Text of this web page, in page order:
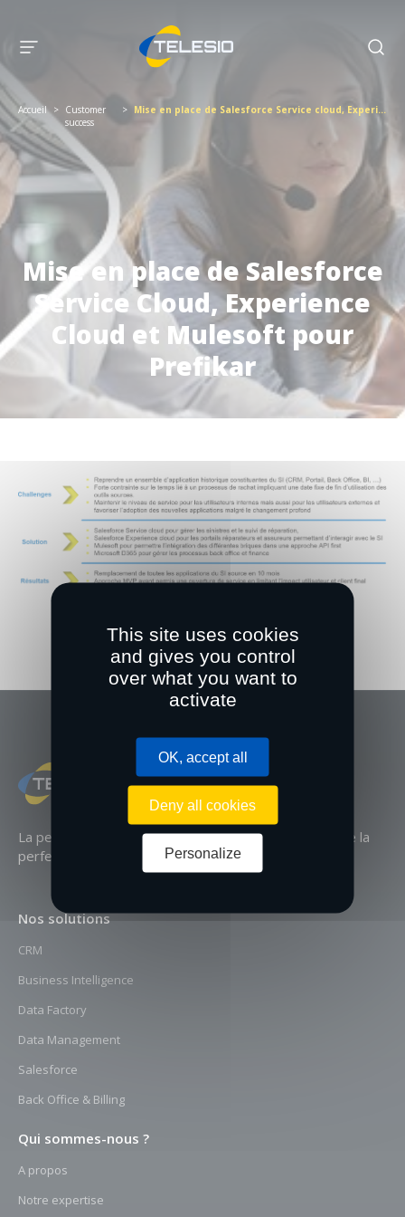
Accueil > Customer
success
> Mise en place de Salesforce Service cloud, Experience Cloud et Mulesoft
Mise en place de Salesforce
Service Cloud, Experience
Cloud et Mulesoft pour
Prefikar
La perfection n’est pas atteignable,mais si on cherche la
perfection
on peut atteindre l’excellence
Nos solutions
CRM
Business Intelligence
Data Factory
Data Management
Salesforce
Back Office & Billing
Qui sommes-nous ?
A propos
Notre expertise
This site uses cookies
and gives you control
over what you want to
activate
OK, accept all
Deny all cookies
Personalize